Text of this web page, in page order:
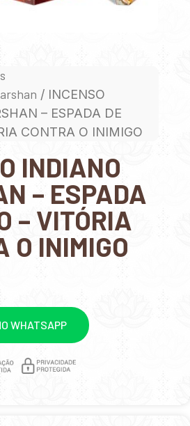
/ INCENSO
– ESPADA DE
CONTRA O INIMIGO
INDIANO
– ESPADA
– VITÓRIA
O INIMIGO
WHATSAPP